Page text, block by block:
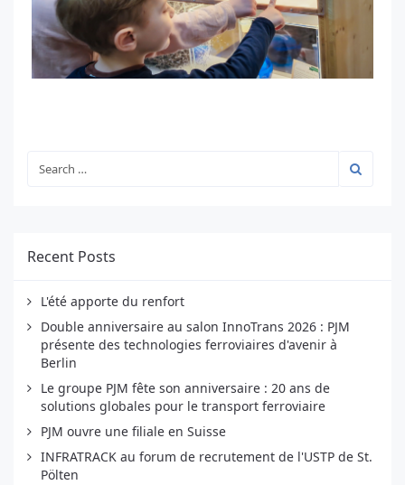
Recent Posts
L'été apporte du renfort
Double anniversaire au salon InnoTrans 2026 : PJM
présente des technologies ferroviaires d'avenir à
Berlin
Le groupe PJM fête son anniversaire : 20 ans de
solutions globales pour le transport ferroviaire
PJM ouvre une filiale en Suisse
INFRATRACK au forum de recrutement de l'USTP de St.
Pölten